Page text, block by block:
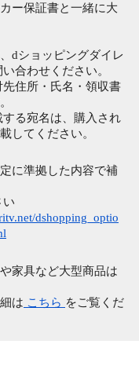
ー保証書と一緒に大
dショッピングダイレ
合わせください。
住所・氏名・領収書
る宛名は、購入され
してください。
に準拠した内容で補
い
dshopping_optio
家具など大型商品は
は こちら をご覧くだ